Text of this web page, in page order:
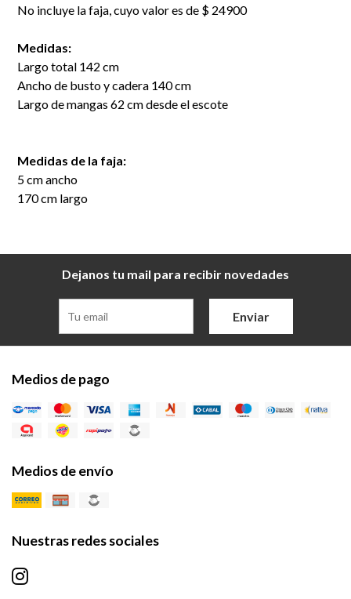
No incluye la faja, cuyo valor es de $ 24900
Medidas:
Largo total 142 cm
Ancho de busto y cadera 140 cm
Largo de mangas 62 cm desde el escote
Medidas de la faja:
5 cm ancho
170 cm largo
Dejanos tu mail para recibir novedades
Enviar
Medios de pago
Medios de envío
Nuestras redes sociales